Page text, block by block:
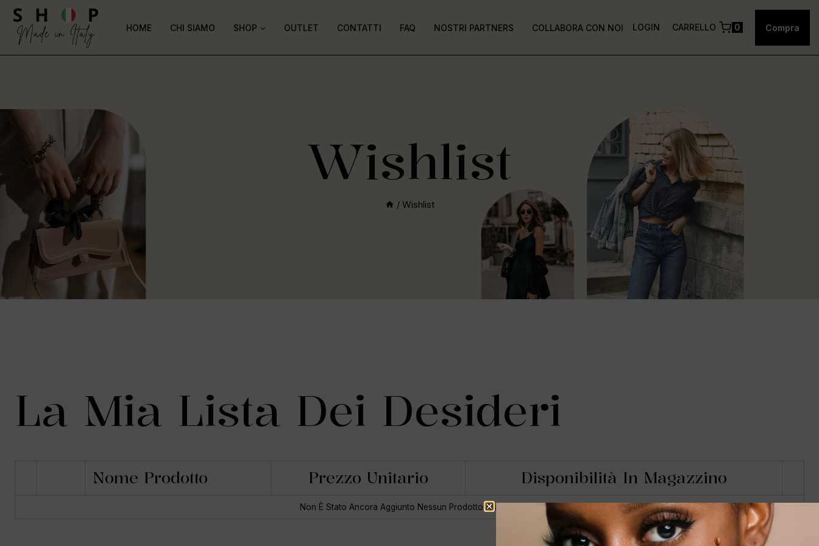
HOME CHI SIAMO SHOP OUTLET CONTATTI FAQ NOSTRI PARTNERS COLLABORA CON NOI LOGIN CARRELLO 0 Compra
Wishlist
/ Wishlist
La Mia Lista Dei Desideri
Nome Prodotto Prezzo Unitario Disponibilità In Magazzino
Non È Stato Ancora Aggiunto Nessun Prodotto Alla Lista